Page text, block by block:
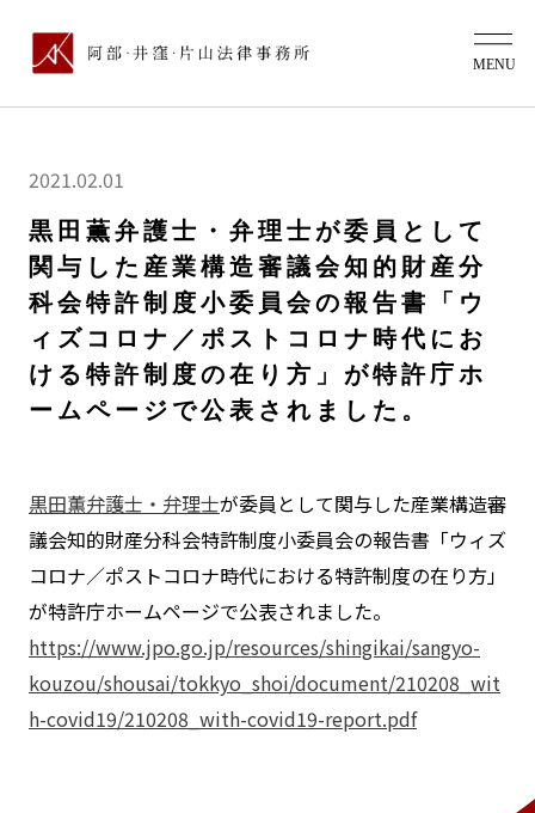
2021.02.01
黒田薫弁護士・弁理士が委員として
関与した産業構造審議会知的財産分
科会特許制度小委員会の報告書「ウ
ィズコロナ／ポストコロナ時代にお
ける特許制度の在り方」が特許庁ホ
ームページで公表されました。
黒田薫弁護士・弁理士が委員として関与した産業構造審
議会知的財産分科会特許制度小委員会の報告書「ウィズ
コロナ／ポストコロナ時代における特許制度の在り方」
が特許庁ホームページで公表されました。
https://www.jpo.go.jp/resources/shingikai/sangyo-
kouzou/shousai/tokkyo_shoi/document/210208_wit
h-covid19/210208_with-covid19-report.pdf